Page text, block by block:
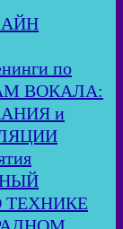
по
ВОКАЛА:
и
ТЕХНИКЕ